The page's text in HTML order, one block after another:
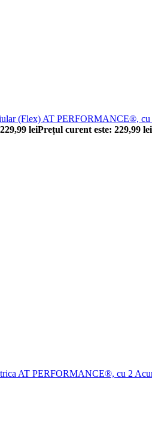
(Flex) AT PERFORMANCE®, cu
229,99 leiPrețul curent este: 229,99
AT PERFORMANCE®, cu 2